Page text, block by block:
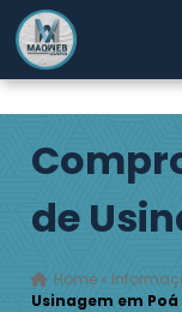
de
Home »
Usinagem em Poá